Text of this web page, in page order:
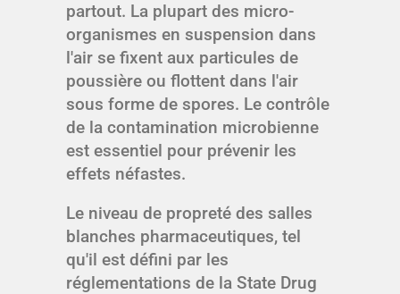
partout. La plupart des micro-
organismes en suspension dans
l'air se fixent aux particules de
poussière ou flottent dans l'air
sous forme de spores. Le contrôle
de la contamination microbienne
est essentiel pour prévenir les
effets néfastes.
Le niveau de propreté des salles
blanches pharmaceutiques, tel
qu'il est défini par les
réglementations de la State Drug